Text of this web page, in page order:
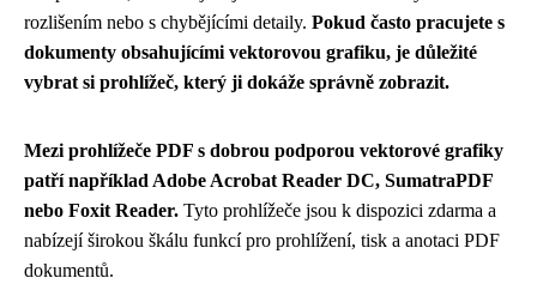
rozlišením nebo s chybějícími detaily. Pokud často pracujete s
dokumenty obsahujícími vektorovou grafiku, je důležité
vybrat si prohlížeč, který ji dokáže správně zobrazit.
Mezi prohlížeče PDF s dobrou podporou vektorové grafiky
patří například Adobe Acrobat Reader DC, SumatraPDF
nebo Foxit Reader. Tyto prohlížeče jsou k dispozici zdarma a
nabízejí širokou škálu funkcí pro prohlížení, tisk a anotaci PDF
dokumentů.